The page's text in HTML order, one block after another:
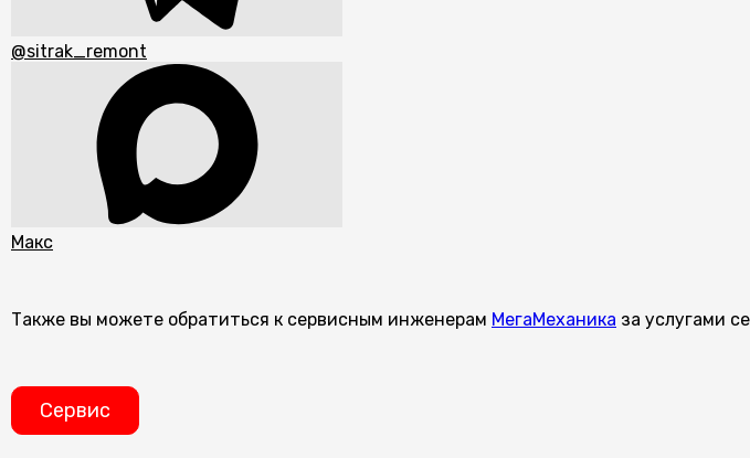
@sitrak_remont
Макс
Также вы можете обратиться к сервисным инженерам МегаМеханика за услугами
Сервис